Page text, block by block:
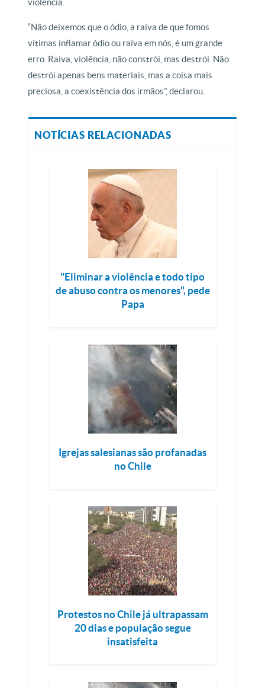
violência.
“Não deixemos que o ódio, a raiva de que fomos
vítimas inflamar ódio ou raiva em nós, é um grande
erro. Raiva, violência, não constrói, mas destrói. Não
destrói apenas bens materiais, mas a coisa mais
preciosa, a coexistência dos irmãos”, declarou.
NOTÍCIAS RELACIONADAS
"Eliminar a violência e todo tipo
de abuso contra os menores", pede
Papa
Igrejas salesianas são profanadas
no Chile
Protestos no Chile já ultrapassam
20 dias e população segue
insatisfeita